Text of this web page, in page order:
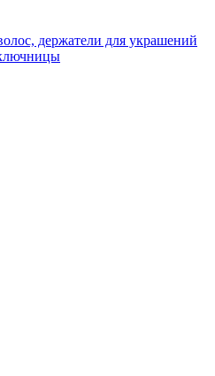
держатели для украшений